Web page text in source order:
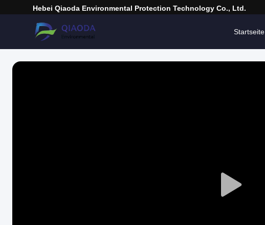
Hebei Qiaoda Environmental Protection Technology Co., Ltd.
Startseite
Play